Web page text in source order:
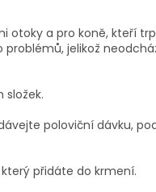
z organismu
otoky a pro koně, kteří
jelikož
složek.
poloviční dávku,
přidáte do krmení.